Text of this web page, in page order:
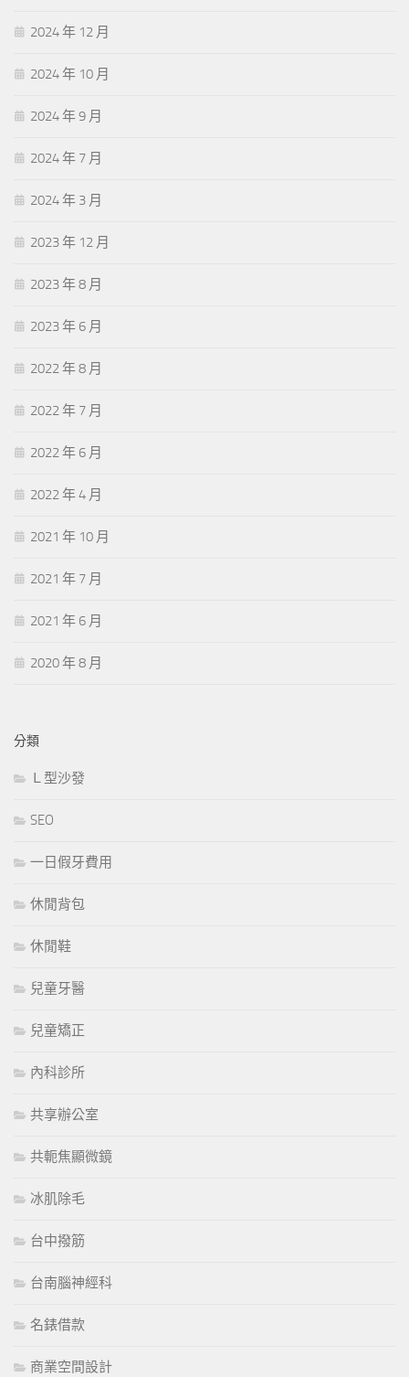
2024 年 12 月
2024 年 10 月
2024 年 9 月
2024 年 7 月
2024 年 3 月
2023 年 12 月
2023 年 8 月
2023 年 6 月
2022 年 8 月
2022 年 7 月
2022 年 6 月
2022 年 4 月
2021 年 10 月
2021 年 7 月
2021 年 6 月
2020 年 8 月
分類
Ｌ型沙發
SEO
一日假牙費用
休閒背包
休閒鞋
兒童牙醫
兒童矯正
內科診所
共享辦公室
共軛焦顯微鏡
冰肌除毛
台中撥筋
台南腦神經科
名錶借款
商業空間設計